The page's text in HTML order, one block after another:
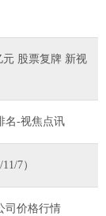
元 股票复牌 新视
名-视焦点讯
7）
司价格行情